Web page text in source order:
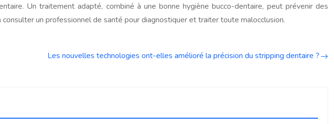
Un traitement adapté, combiné à une bonne hygiène bucco-dentaire, peut prévenir des
un professionnel de santé pour diagnostiquer et traiter toute malocclusion.
Les nouvelles technologies ont-elles amélioré la précision du stripping dentaire ?